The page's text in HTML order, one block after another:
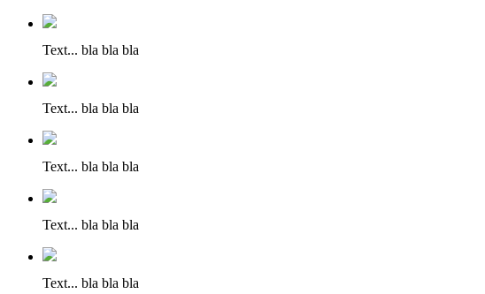
Text... bla bla bla
Text... bla bla bla
Text... bla bla bla
Text... bla bla bla
Text... bla bla bla